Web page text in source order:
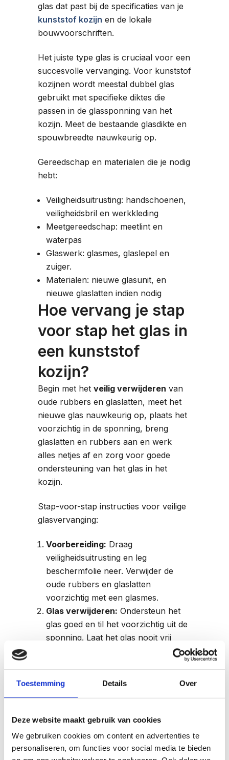
Toestemming Details Over
Deze website maakt gebruik van cookies
We gebruiken cookies om content en advertenties te
personaliseren, om functies voor social media te bieden
glas dat past bij de specificaties van je
kunststof kozijn en de lokale
bouwvoorschriften.
Het juiste type glas is cruciaal voor een
succesvolle vervanging. Voor kunststof
kozijnen wordt meestal dubbel glas
gebruikt met specifieke diktes die
passen in de glassponning van het
kozijn. Meet de bestaande glasdikte en
spouwbreedte nauwkeurig op.
Gereedschap en materialen die je nodig
hebt:
Veiligheidsuitrusting: handschoenen,
veiligheidsbril en werkkleding
Meetgereedschap: meetlint en
waterpas
Glaswerk: glasmes, glaslepel en
zuiger.
Materialen: nieuwe glasunit, en
nieuwe glaslatten indien nodig
Hoe vervang je stap
voor stap het glas in
een kunststof
kozijn?
Begin met het veilig verwijderen van
oude rubbers en glaslatten, meet het
nieuwe glas nauwkeurig op, plaats het
voorzichtig in de sponning, breng
glaslatten en rubbers aan en werk
alles netjes af en zorg voor goede
ondersteuning van het glas in het
kozijn.
Stap-voor-stap instructies voor veilige
glasvervanging:
Voorbereiding: Draag
veiligheidsuitrusting en leg
beschermfolie neer. Verwijder de
oude rubbers en glaslatten
voorzichtig met een glasmes.
Glas verwijderen: Ondersteun het
glas goed en til het voorzichtig uit de
sponning. Laat het glas nooit vrij
Nieuw glas plaatsen:
sponning en ondersteun deze met
glasblokjes, let bij draaiende delen op
dat ze diagonaal opgespied worden.
Afwerking:Breng de glaslatten en